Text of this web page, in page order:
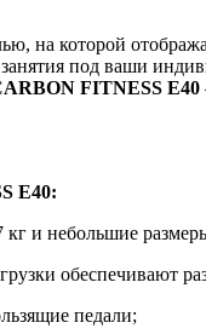
на которой
под ваши
FITNESS E40
E40:
кг и небольшие
обеспечивают
педали;